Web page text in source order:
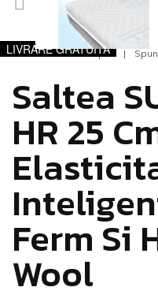
0 Opinii
Saltea
HR 25
Ferm Si
Wool
LIVRARE GRATUITĂ